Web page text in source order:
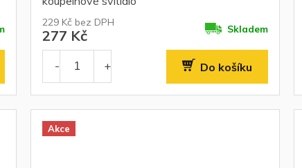
229 Kč bez DPH
277 Kč Skladem
Do košíku
Akce